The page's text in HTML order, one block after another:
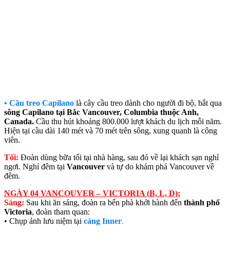
• Cầu treo Capilano là cây cầu treo dành cho người đi bộ, bắt qua
sông Capilano tại Bắc Vancouver, Columbia thuộc Anh,
Canada. Cầu thu hút khoảng 800.000 lượt khách du lịch mỗi năm.
Hiện tại cầu dài 140 mét và 70 mét trên sông, xung quanh là công
viên.
Tối: Đoàn dùng bữa tối tại nhà hàng, sau đó về lại khách sạn nghỉ
ngơi. Nghỉ đêm tại Vancouver và tự do khám phá Vancouver về
đêm.
NGÀY 04 VANCOUVER – VICTORIA (B, L, D):
Sáng: Sau khi ăn sáng, đoàn ra bến phà khởi hành đến thành phố
Victoria, đoàn tham quan:
• Chụp ảnh lưu niệm tại cảng Inner.